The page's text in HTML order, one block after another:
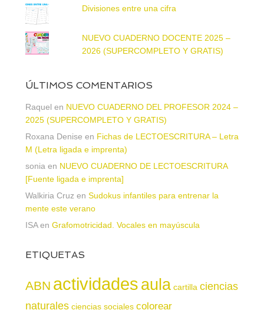
Divisiones entre una cifra
NUEVO CUADERNO DOCENTE 2025 –
2026 (SUPERCOMPLETO Y GRATIS)
ÚLTIMOS COMENTARIOS
Raquel en NUEVO CUADERNO DEL PROFESOR 2024 –
2025 (SUPERCOMPLETO Y GRATIS)
Roxana Denise en Fichas de LECTOESCRITURA – Letra
M (Letra ligada e imprenta)
sonia en NUEVO CUADERNO DE LECTOESCRITURA
[Fuente ligada e imprenta]
Walkiria Cruz en Sudokus infantiles para entrenar la
mente este verano
ISAen Grafomotricidad. Vocales en mayúscula
ETIQUETAS
ABN actividadesaula cartilla ciencias
naturales ciencias sociales colorear